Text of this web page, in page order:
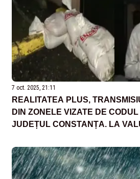
7 oct. 2025, 21:11
REALITATEA PLUS,
DIN ZONELE VIZATE DE CODUL
JUDEȚUL CONSTANȚA. LA